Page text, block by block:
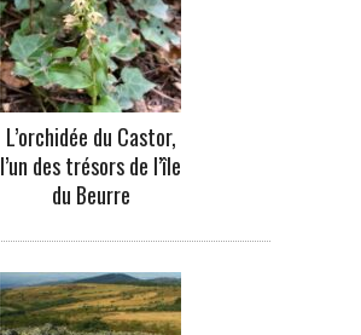
L’orchidée du Castor,
l’un des trésors de l’île
du Beurre